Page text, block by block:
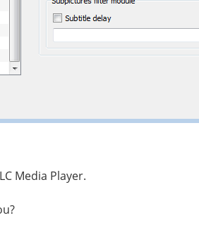
Media Player.